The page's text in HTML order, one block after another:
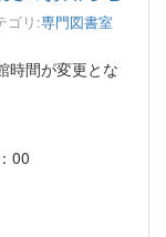
ゴリ:専門図書室
時間が変更とな
00